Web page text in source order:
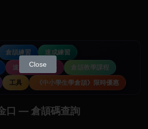
倉頡練習
速成練習
速成輸入法教學
倉頡教學課程
工具 《中小學生學倉頡》限時優惠
口 — 倉頡碼查詢
Close